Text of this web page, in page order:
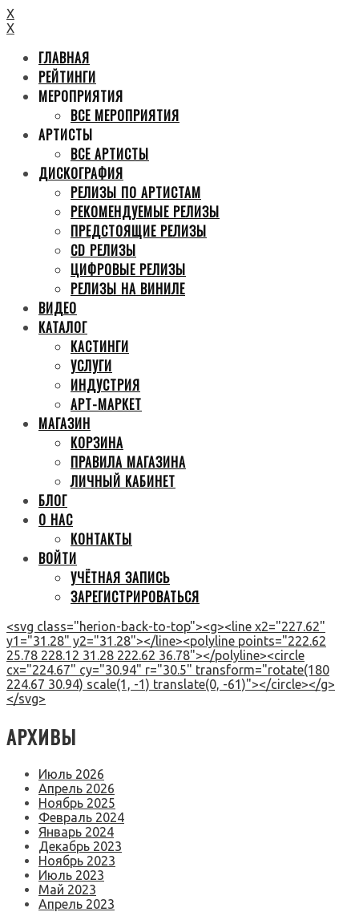
X
X
ГЛАВНАЯ
РЕЙТИНГИ
МЕРОПРИЯТИЯ
ВСЕ МЕРОПРИЯТИЯ
АРТИСТЫ
ВСЕ АРТИСТЫ
ДИСКОГРАФИЯ
РЕЛИЗЫ ПО АРТИСТАМ
РЕКОМЕНДУЕМЫЕ РЕЛИЗЫ
ПРЕДСТОЯЩИЕ РЕЛИЗЫ
CD РЕЛИЗЫ
ЦИФРОВЫЕ РЕЛИЗЫ
РЕЛИЗЫ НА ВИНИЛЕ
ВИДЕО
КАТАЛОГ
КАСТИНГИ
УСЛУГИ
ИНДУСТРИЯ
АРТ-МАРКЕТ
МАГАЗИН
КОРЗИНА
ПРАВИЛА МАГАЗИНА
ЛИЧНЫЙ КАБИНЕТ
БЛОГ
О НАС
КОНТАКТЫ
ВОЙТИ
УЧЁТНАЯ ЗАПИСЬ
ЗАРЕГИСТРИРОВАТЬСЯ
<svg class="herion-back-to-top"><g><line x2="227.62"
y1="31.28" y2="31.28"></line><polyline points="222.62
25.78 228.12 31.28 222.62 36.78"></polyline><circle
cx="224.67" cy="30.94" r="30.5" transform="rotate(180
224.67 30.94) scale(1, -1) translate(0, -61)"></circle></g>
</svg>
АРХИВЫ
Июль 2026
Апрель 2026
Ноябрь 2025
Февраль 2024
Январь 2024
Декабрь 2023
Ноябрь 2023
Июль 2023
Май 2023
Апрель 2023